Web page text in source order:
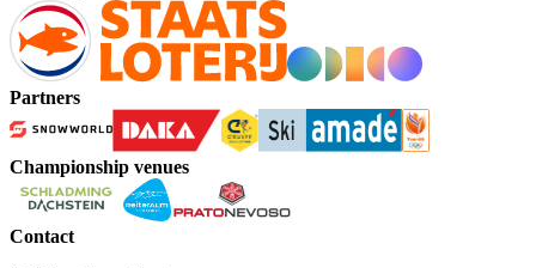
Partners
Championship venues
Contact